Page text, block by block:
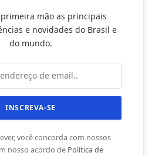
primeira mão as principais
e novidades do Brasil e
do mundo.
você concorda com nossos
nosso acordo de Política de